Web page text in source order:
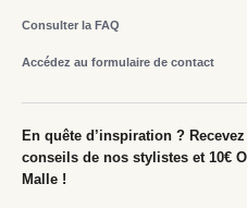
Consulter la FAQ
Accédez au formulaire de contact
En quête d’inspiration ?
conseils de nos stylistes et 10€
Malle !